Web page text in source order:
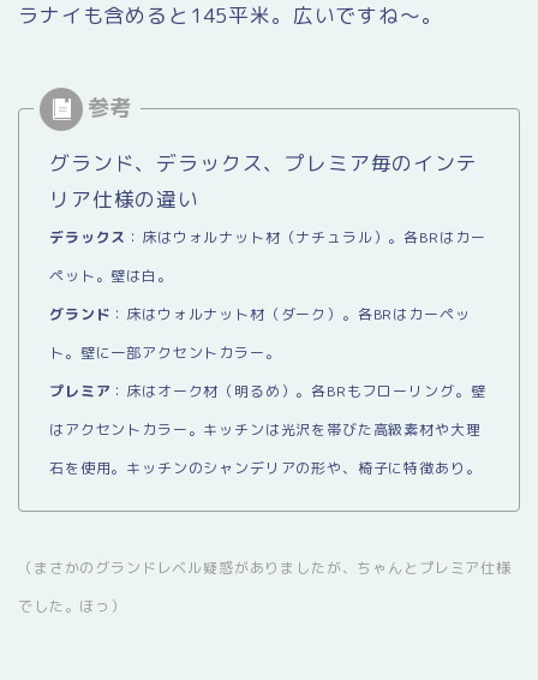
ラナイも含めると145平米。広いですね〜。
グランド、デラックス、プレミア毎のインテ
リア仕様の違い
デラックス ：床はウォルナット材（ナチュラル）。各BRはカー
ペット。壁は白。
グランド ：床はウォルナット材（ダーク）。各BRはカーペッ
ト。壁に一部アクセントカラー。
プレミア ：床はオーク材（明るめ）。各BRもフローリング。壁
はアクセントカラー。キッチンは光沢を帯びた高級素材や大理
石を使用。キッチンのシャンデリアの形や、椅子に特徴あり。
（まさかのグランドレベル疑惑がありましたが、ちゃんとプレミア仕様
でした。ほっ）